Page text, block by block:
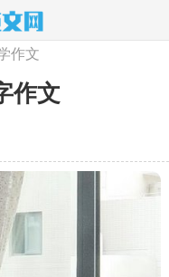
作文
作文